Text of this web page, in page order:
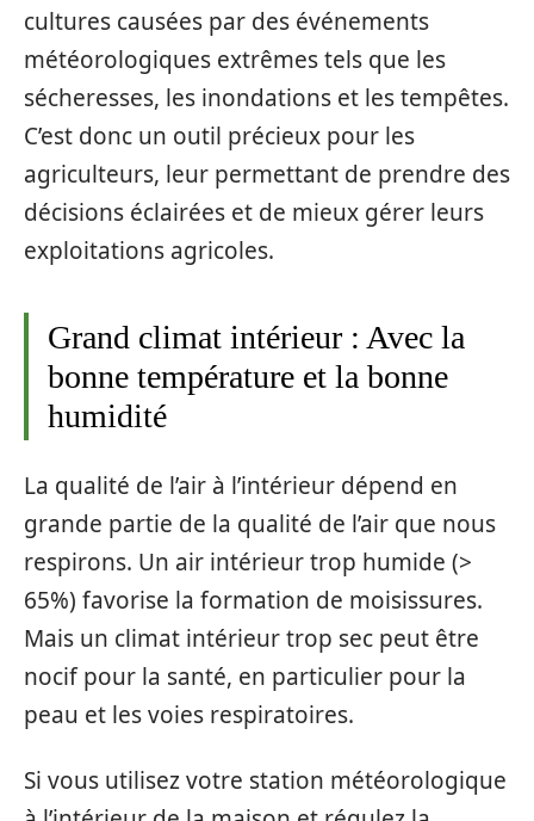
cultures causées par des événements
météorologiques extrêmes tels que les
sécheresses, les inondations et les tempêtes.
C’est donc un outil précieux pour les
agriculteurs, leur permettant de prendre des
décisions éclairées et de mieux gérer leurs
exploitations agricoles.
Grand climat intérieur : Avec la
bonne température et la bonne
humidité
La qualité de l’air à l’intérieur dépend en
grande partie de la qualité de l’air que nous
respirons. Un air intérieur trop humide (>
65%) favorise la formation de moisissures.
Mais un climat intérieur trop sec peut être
nocif pour la santé, en particulier pour la
peau et les voies respiratoires.
Si vous utilisez votre station météorologique